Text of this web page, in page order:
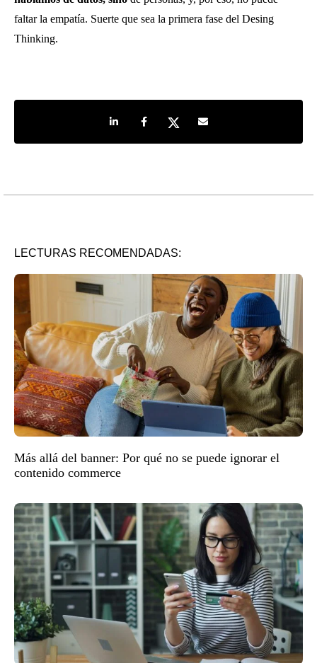
faltar la empatía. Suerte que sea la primera fase del Desing
Thinking.
Share on LinkedIn
Share on Facebook
Share on TwitterShare by e-mail
LECTURAS RECOMENDADAS:
Más allá del banner: Por qué no se puede ignorar el
contenido commerce